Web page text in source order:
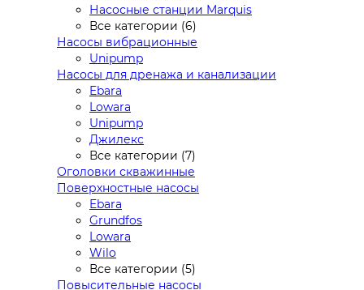
Насосные станции Marquis
Все категории (6)
Насосы вибрационные
Unipump
Насосы для дренажа и канализации
Ebara
Lowara
Unipump
Джилекс
Все категории (7)
Оголовки скважинные
Поверхностные насосы
Ebara
Grundfos
Lowara
Wilo
Все категории (5)
Повысительные насосы